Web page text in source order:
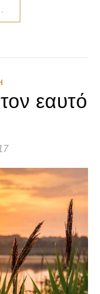
εαυτό